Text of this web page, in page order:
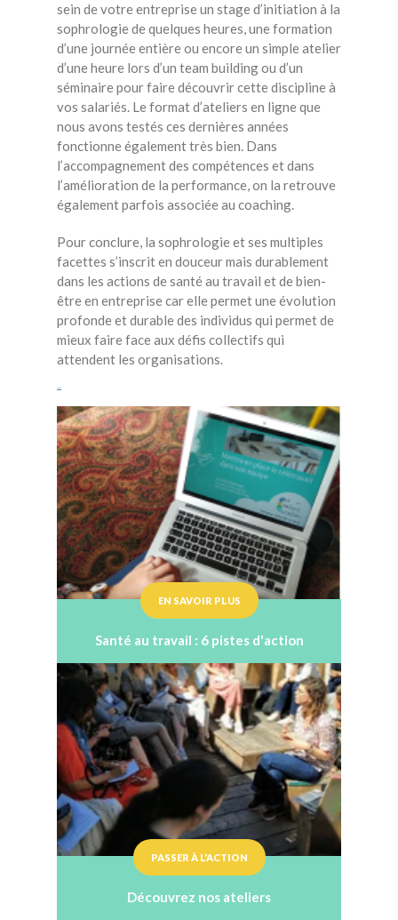
sein de votre entreprise un stage d’initiation à la
sophrologie de quelques heures, une formation
d’une journée entière ou encore un simple atelier
d’une heure lors d’un team building ou d’un
séminaire pour faire découvrir cette discipline à
vos salariés. Le format d’ateliers en ligne que
nous avons testés ces dernières années
fonctionne également très bien. Dans
l’accompagnement des compétences et dans
l’amélioration de la performance, on la retrouve
également parfois associée au coaching.
Pour conclure, la sophrologie et ses multiples
facettes s’inscrit en douceur mais durablement
dans les actions de santé au travail et de bien-
être en entreprise car elle permet une évolution
profonde et durable des individus qui permet de
mieux faire face aux défis collectifs qui
attendent les organisations.
EN SAVOIR PLUS
Santé au travail : 6 pistes d'action
PASSER À L'ACTION
Découvrez nos ateliers